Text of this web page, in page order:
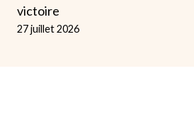
victoire
27 juillet 2026